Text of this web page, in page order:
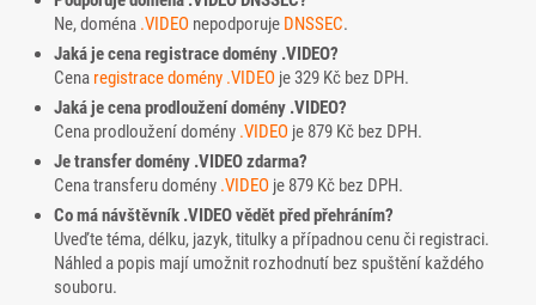
Ne, doména .VIDEO nepodporuje DNSSEC.
Jaká je cena registrace domény .VIDEO?
Cena registrace domény .VIDEO je 329 Kč bez DPH.
Jaká je cena prodloužení domény .VIDEO?
Cena prodloužení domény .VIDEO je 879 Kč bez DPH.
Je transfer domény .VIDEO zdarma?
Cena transferu domény .VIDEO je 879 Kč bez DPH.
Co má návštěvník .VIDEO vědět před přehráním?
Uveďte téma, délku, jazyk, titulky a případnou cenu či registraci.
Náhled a popis mají umožnit rozhodnutí bez spuštění každého
souboru.